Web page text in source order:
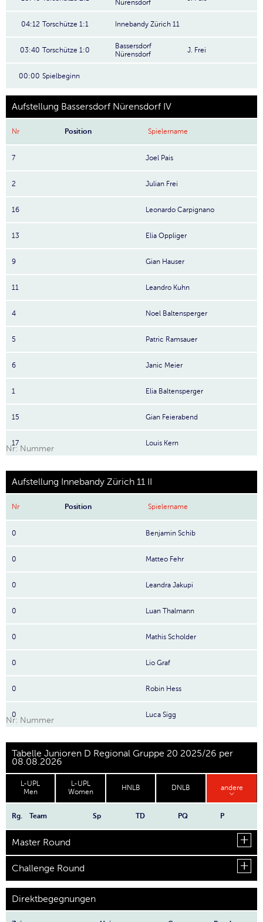
Nürensdorf
04:12 Torschütze 1:1 Innebandy Zürich 11
03:40 Torschütze 1:0
Bassersdorf
Nürensdorf
J. Frei
00:00 Spielbeginn
Aufstellung Bassersdorf Nürensdorf IV
Nr Position Spielername
7 Joel Pais
2 Julian Frei
16 Leonardo Carpignano
13 Elia Oppliger
9 Gian Hauser
11 Leandro Kuhn
4 Noel Baltensperger
5 Patric Ramsauer
6 Janic Meier
1 Elia Baltensperger
15 Gian Feierabend
17 Louis Kern
Nr: Nummer
Aufstellung Innebandy Zürich 11 II
Nr Position Spielername
0 Benjamin Schib
0 Matteo Fehr
0 Leandra Jakupi
0 Luan Thalmann
0 Mathis Scholder
0 Lio Graf
0 Robin Hess
0 Luca Sigg
Nr: Nummer
Tabelle Junioren D Regional Gruppe 20 2025/26 per
08.08.2026
L-UPL
Men
L-UPL
Women
HNLB DNLB andere
Rg. Team Sp TD PQ P
Master Round
Challenge Round
Direktbegegnungen